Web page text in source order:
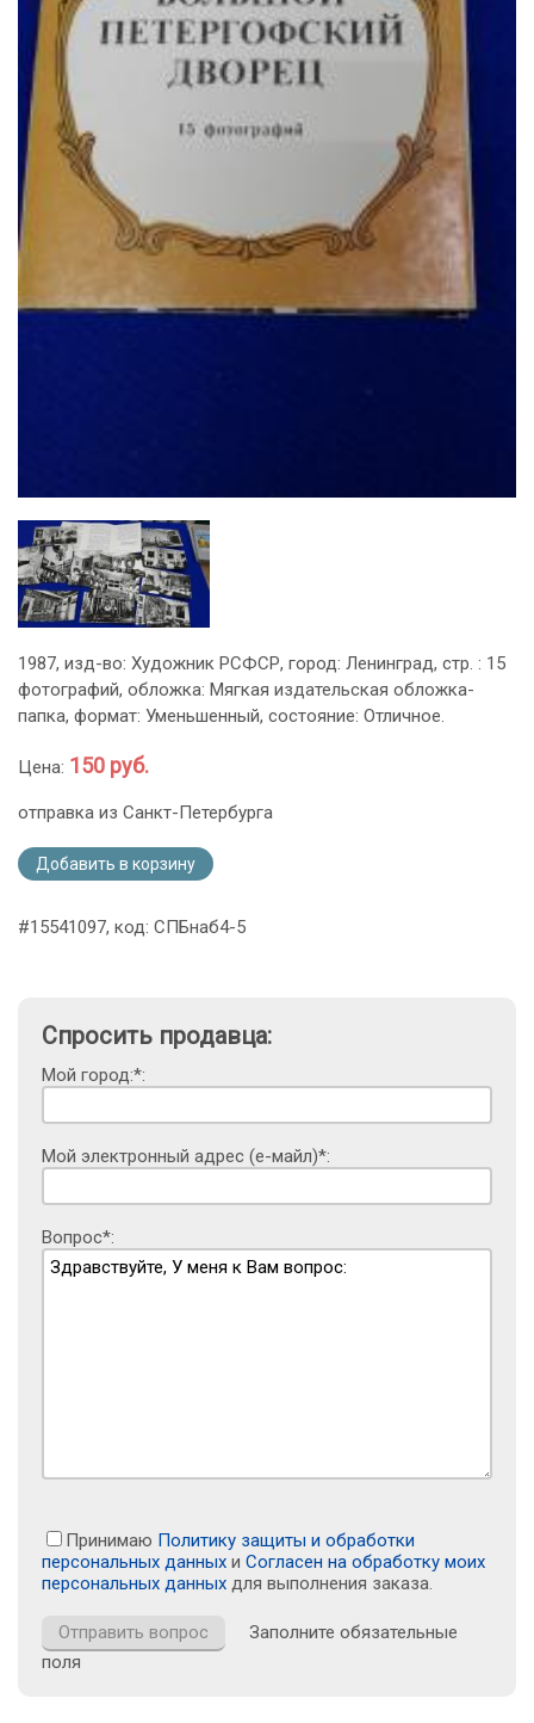
1987, изд-во: Художник РСФСР, город: Ленинград, стр. : 15
фотографий, обложка: Мягкая издательская обложка-
папка, формат: Уменьшенный, состояние: Отличное.
Цена: 150 руб.
отправка из Санкт-Петербурга
Добавить в корзину
#15541097, код: СПБнаб4-5
Спросить продавца:
Мой город:*:
Мой электронный адрес (е-майл)*:
Вопрос*:
Принимаю Политику защиты и обработки
персональных данных и Согласен на обработку моих
персональных данных для выполнения заказа.
Заполните обязательные
поля